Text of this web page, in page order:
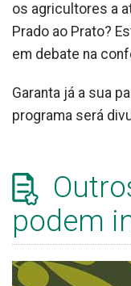
os agricultores a
Prado ao Prato?
em debate na
Garanta já a sua
programa será
podem